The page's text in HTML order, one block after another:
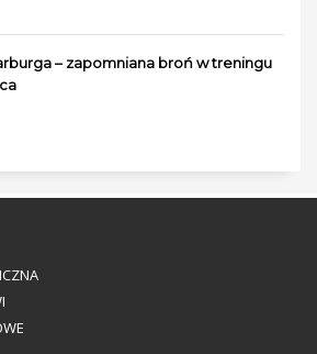
– zapomniana broń w treningu